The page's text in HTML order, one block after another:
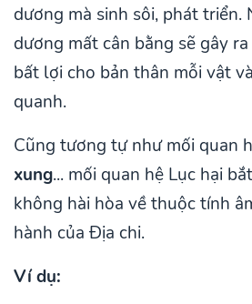
dương mà sinh sôi, phát triển.
dương mất cân bằng sẽ gây
bất lợi cho bản thân mỗi vật
quanh.
Cũng tương tự như mối quan
xung... mối quan hệ Lục hại
không hài hòa về thuộc tính
hành của Địa chi.
Ví dụ: